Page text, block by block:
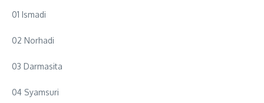
01 Ismadi
02 Norhadi
03 Darmasita
04 Syamsuri